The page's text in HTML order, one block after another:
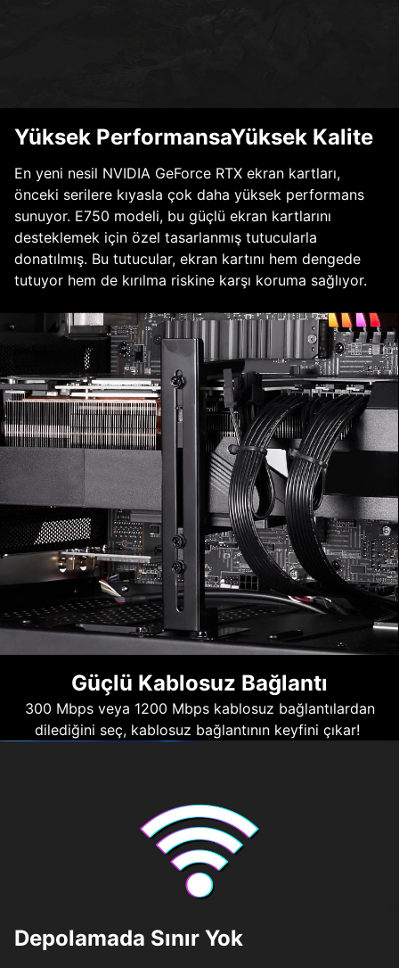
Yüksek PerformansaYüksek Kalite
En yeni nesil NVIDIA GeForce RTX ekran kartları,
önceki serilere kıyasla çok daha yüksek performans
sunuyor. E750 modeli, bu güçlü ekran kartlarını
desteklemek için özel tasarlanmış tutucularla
donatılmış. Bu tutucular, ekran kartını hem dengede
tutuyor hem de kırılma riskine karşı koruma sağlıyor.
Güçlü Kablosuz Bağlantı
300 Mbps veya 1200 Mbps kablosuz bağlantılardan
dilediğini seç, kablosuz bağlantının keyfini çıkar!
Depolamada Sınır Yok